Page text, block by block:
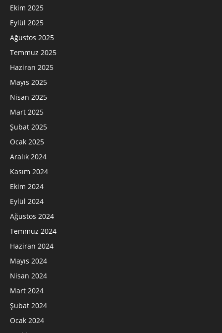
Ekim 2025
Eylül 2025
Ağustos 2025
Temmuz 2025
Haziran 2025
Mayıs 2025
Nisan 2025
Mart 2025
Şubat 2025
Ocak 2025
Aralık 2024
Kasım 2024
Ekim 2024
Eylül 2024
Ağustos 2024
Temmuz 2024
Haziran 2024
Mayıs 2024
Nisan 2024
Mart 2024
Şubat 2024
Ocak 2024